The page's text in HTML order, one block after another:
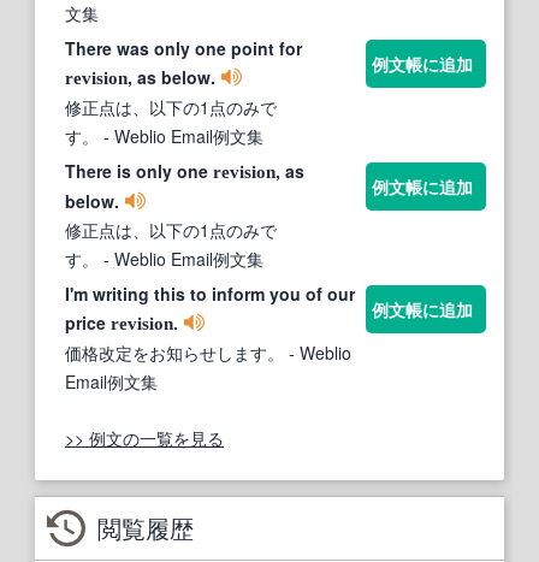
文集
There was only one point for
revision, as below.
修正点は、以下の1点のみで
す。
- Weblio Email例文集
例文帳に追加
There is only one revision, as
below.
修正点は、以下の1点のみで
す。
- Weblio Email例文集
例文帳に追加
I'm writing this to inform you of our
price revision.
価格改定をお知らせします。
- Weblio
Email例文集
例文帳に追加
>> 例文の一覧を見る
閲覧履歴